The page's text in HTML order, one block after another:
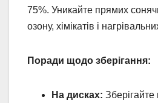
75%. Уникайте прямих
озону, хімікатів і
Поради щодо зберігання:
На дисках: